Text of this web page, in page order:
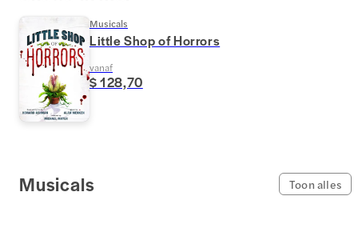
Musicals
Little Shop of Horrors
vanaf
$ 128,70
Musicals Toon alles